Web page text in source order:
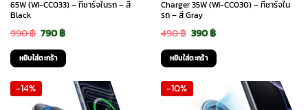
65W (Wi-CC033) – ที่ชาร์จในรถ – สี
Black
990฿ Original
price
was:
790฿Current
price
790 ฿.
หยิบใส่ตะกร้า
Charger 35W (Wi-CC030) – ที่ชาร์จใน
รถ – สี Gray
490฿ Original
price
was:
390฿Current
price
390 ฿.
หยิบใส่ตะกร้า
-14% -10%